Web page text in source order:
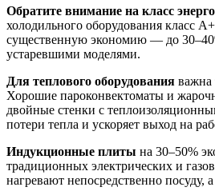
Обратите внимание на класс
холодильного оборудования класс
существенную экономию — до
устаревшими моделями.
Для теплового оборудования важна
Хорошие пароконвектоматы и
двойные стенки с
потери тепла и ускоряет выход на
Индукционные плиты на 30–50%
традиционных электрических и
нагревают непосредственно